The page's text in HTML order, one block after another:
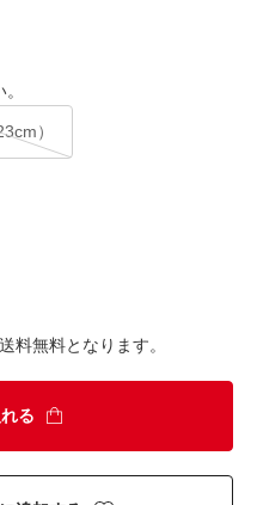
）
料無料となります。
る